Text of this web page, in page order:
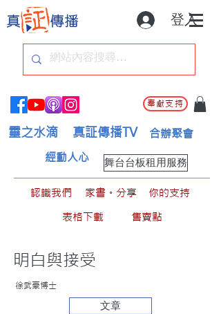
登入
奉獻支持
靈之水滴 真証傳播TV 合辦聚會
舞台台板租用服務
經動人心
認識我們 家書。分享
你的支持
表格下載
售賣點
明白與接受
徐武豪博士
文章